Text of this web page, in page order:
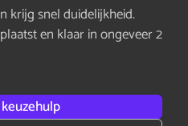
krijg snel duidelijkheid.
en klaar in ongeveer 2